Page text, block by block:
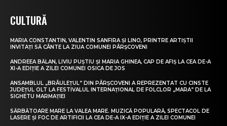
CULTURĂ
MARIA CONSTANTIN, VALENTIN SANFIRA ȘI LINO, PRINTRE ARTIȘTII
INVITAȚI SĂ CÂNTE LA ZIUA COMUNEI PÂRȘCOVENI
ANDREEA BĂLAN, LIVIU PUȘTIU ȘI MARIA GHINEA, CAP DE AFIȘ LA CEA DE-A
XI-A EDIȚIE A ZILEI COMUNEI OSICA DE JOS
ANSAMBLUL „BRÂULEȚUL” DIN PÂRȘCOVENI A REPREZENTAT CU CINSTE
JUDEȚUL OLT LA FESTIVALUL INTERNAȚIONAL DE FOLCLOR „MARA” DE LA
SIGHETU MARMAȚIEI
SĂRBĂTOARE MARE LA VALEA MARE. MUZICĂ POPULARĂ, SPECTACOL DE
LASERE ȘI FOC DE ARTIFICII LA CEA DE-A IX-A EDIȚIE A ZILEI COMUNEI